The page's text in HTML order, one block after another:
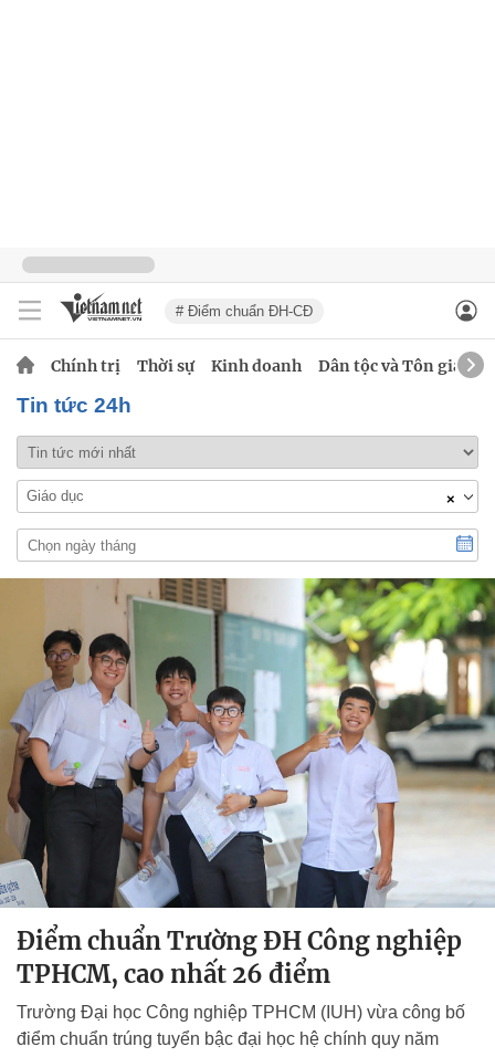
# Điểm chuẩn ĐH-CĐ
Chính trị Thời sự Kinh doanh Dân tộc và Tôn giáo
Tin tức 24h
×
Giáo dục
Điểm chuẩn Trường ĐH Công nghiệp
TPHCM, cao nhất 26 điểm
Trường Đại học Công nghiệp TPHCM (IUH) vừa công bố
điểm chuẩn trúng tuyển bậc đại học hệ chính quy năm